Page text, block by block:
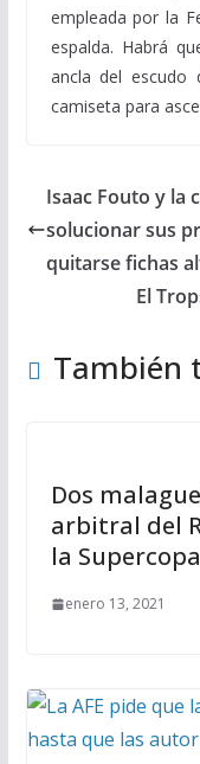
empleada por la
espalda. Habrá
ancla del escudo
camiseta para
Isaac Fouto y la
solucionar sus
quitarse fichas
El
También
Dos
arbitral del
la Supercopa
enero 13, 2021